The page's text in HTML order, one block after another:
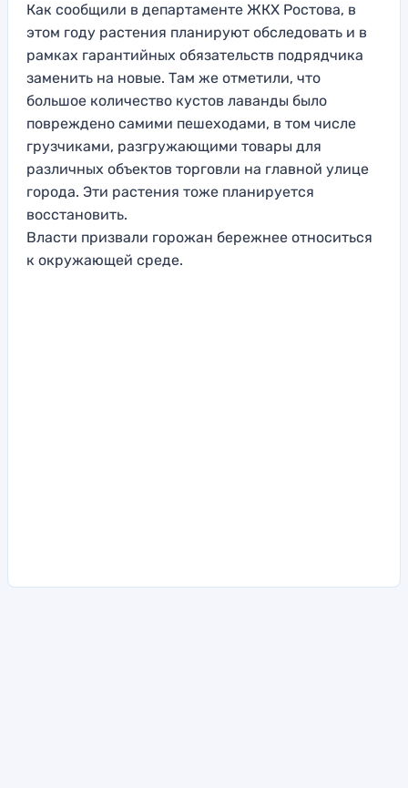
Как сообщили в департаменте ЖКХ Ростова, в
этом году растения планируют обследовать и в
рамках гарантийных обязательств подрядчика
заменить на новые. Там же отметили, что
большое количество кустов лаванды было
повреждено самими пешеходами, в том числе
грузчиками, разгружающими товары для
различных объектов торговли на главной улице
города. Эти растения тоже планируется
восстановить.
Власти призвали горожан бережнее относиться
к окружающей среде.